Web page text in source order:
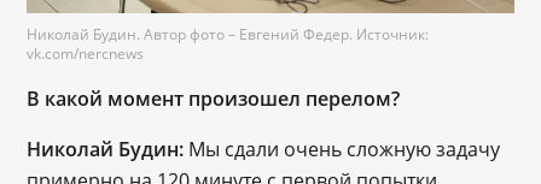
Николай Будин. Автор фото – Евгений Федер. Источник:
vk.com/nercnews
В какой момент произошел перелом?
Николай Будин: Мы сдали очень сложную задачу